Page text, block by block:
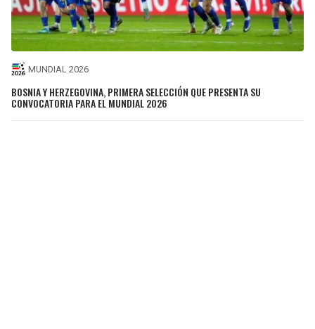
MUNDIAL 2026
BOSNIA Y HERZEGOVINA, PRIMERA SELECCIÓN QUE PRESENTA SU
CONVOCATORIA PARA EL MUNDIAL 2026